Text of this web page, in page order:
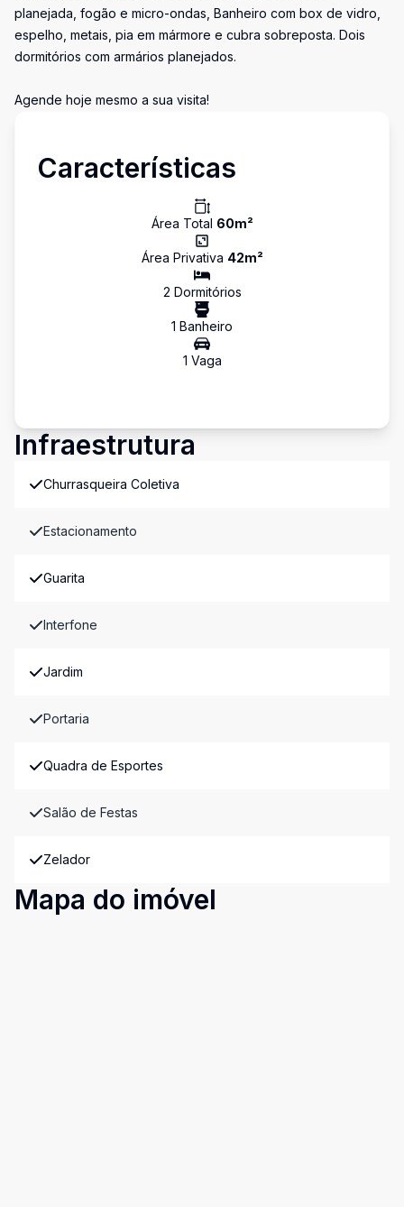
planejada, fogão e micro-ondas, Banheiro com box de vidro,
espelho, metais, pia em mármore e cubra sobreposta. Dois
dormitórios com armários planejados.
Agende hoje mesmo a sua visita!
Características
Área Total 60m²
Área Privativa 42m²
2 Dormitórios
1 Banheiro
1 Vaga
Infraestrutura
Churrasqueira Coletiva
Estacionamento
Guarita
Interfone
Jardim
Portaria
Quadra de Esportes
Salão de Festas
Zelador
Mapa do imóvel